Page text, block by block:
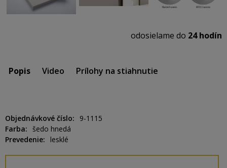
odosielame do 24 hodín
Popis Video Prílohy na stiahnutie
Objednávkové číslo
9-1115
Farba
šedo hnedá
Prevedenie
lesklé